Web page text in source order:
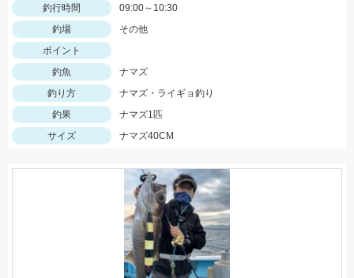
釣行時間
09:00～10:30
釣場
その他
ポイント
釣魚
ナマズ
釣り方
ナマズ・ライギョ釣り
釣果
ナマズ1匹
サイズ
ナマズ40CM